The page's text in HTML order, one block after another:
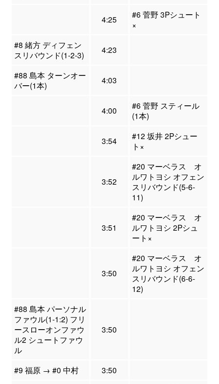
4:25
#6 菅野 3Pシュート
×
#8 緒方 ディフェン
スリバウンド(1-2-3)
4:23
#88 島本 ターンオー
バー(1本)
4:03
4:00
#6 菅野 スティール
(1本)
3:54
#12 坂井 2Pシュー
ト×
3:52
#20 マーベラス オ
ルワトヨシ オフェン
スリバウンド(5-6-
11)
3:51
#20 マーベラス オ
ルワトヨシ 2Pシュ
ート×
3:50
#20 マーベラス オ
ルワトヨシ オフェン
スリバウンド(6-6-
12)
#88 島本 パーソナル
ファウル(1-1:2) フリ
ースローオンファウ
ル2 シュートファウ
ル
3:50
#9 福原 → #0 中村 3:50